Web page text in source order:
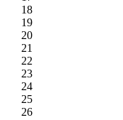
18
19
20
21
22
23
24
25
26